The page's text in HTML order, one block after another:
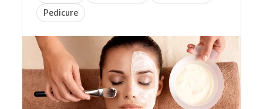
Pedicure